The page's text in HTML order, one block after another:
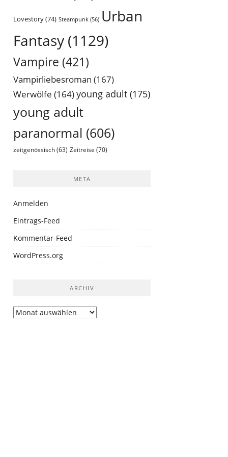
Lovestory(74) Steampunk (56) Urban
Fantasy (1129)
Vampire (421)
Vampirliebesroman (167)
Werwölfe (164)young adult (175)
young adult
paranormal (606)
zeitgenössisch (63) Zeitreise (70)
META
Anmelden
Eintrags-Feed
Kommentar-Feed
WordPress.org
ARCHIV
Archiv